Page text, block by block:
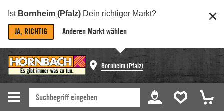
Ist Bornheim (Pfalz) Dein richtiger Markt?
JA, RICHTIG Anderen Markt wählen
Bornheim (Pfalz)